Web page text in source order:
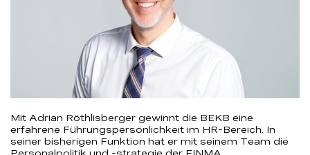
Mit Adrian Röthlisberger gewinnt die BEKB eine
erfahrene Führungspersönlichkeit im HR-Bereich. In
seiner bisherigen Funktion hat er mit seinem Team die